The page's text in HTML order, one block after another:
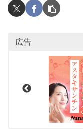
広告